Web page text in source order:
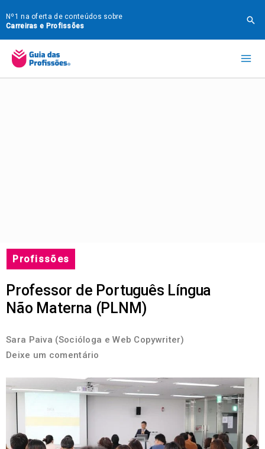
para
o
conteúdo
Nº1 na oferta de conteúdos sobre
Carreiras e Profissões
Profissões
Professor de Português Língua
Não Materna (PLNM)
Sara Paiva (Socióloga e Web Copywriter)
Deixe um comentário